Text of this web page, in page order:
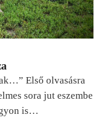
Első olvasásra
sora jut eszembe
is…